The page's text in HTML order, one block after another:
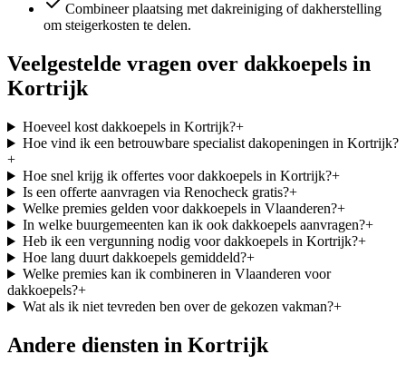
Combineer plaatsing met dakreiniging of dakherstelling
om steigerkosten te delen.
Veelgestelde vragen over dakkoepels in
Kortrijk
Hoeveel kost dakkoepels in Kortrijk?+
Hoe vind ik een betrouwbare specialist dakopeningen in Kortrijk?
+
Hoe snel krijg ik offertes voor dakkoepels in Kortrijk?+
Is een offerte aanvragen via Renocheck gratis?+
Welke premies gelden voor dakkoepels in Vlaanderen?+
In welke buurgemeenten kan ik ook dakkoepels aanvragen?+
Heb ik een vergunning nodig voor dakkoepels in Kortrijk?+
Hoe lang duurt dakkoepels gemiddeld?+
Welke premies kan ik combineren in Vlaanderen voor
dakkoepels?+
Wat als ik niet tevreden ben over de gekozen vakman?+
Andere diensten in Kortrijk